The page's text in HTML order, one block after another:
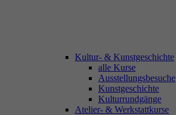
Kultur- & Kunstgeschichte
alle Kurse
Ausstellungsbesuche
Kunstgeschichte
Kulturrundgänge
Atelier- & Werkstattkurse